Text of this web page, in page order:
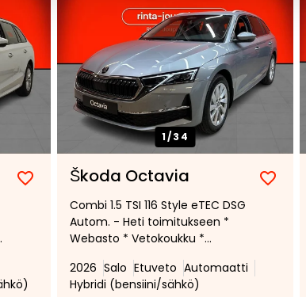
Lisää
suosikiksi
Poista
suosikeista
1/34
Škoda Octavia
Lisää
Poista
Combi 1.5 TSI 116 Style eTEC DSG
Autom. - Heti toimitukseen *
Webasto * Vetokoukku *
2026 Salo Etuveto Automaatti
Hybridi (bensiini/sähkö)